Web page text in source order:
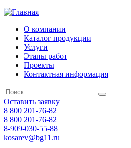
О компании
Каталог продукции
Услуги
Этапы работ
Проекты
Контактная информация
Оставить заявку
8 800 201-76-82
8 800 201-76-82
8-909-030-55-88
kosarev@bg11.ru